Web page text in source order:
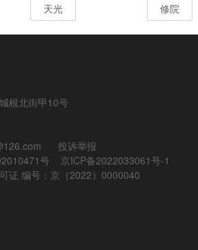
天光 修院
根北街甲10号
投诉举报
号
京ICP备2022033061号-1
证 编号：京（2022）0000040